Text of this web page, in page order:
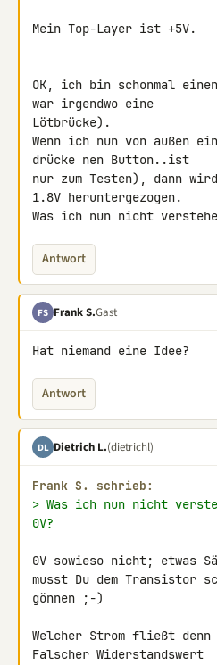
Mein Top-Layer ist +5V.
OK, ich bin schonmal
war irgendwo eine
Lötbrücke).
Wenn ich nun von außen
drücke nen Button..ist
nur zum Testen), dann
1.8V heruntergezogen.
Was ich nun nicht
Antwort
FS Frank S.Gast
Hat niemand eine Idee?
Antwort
DL Dietrich L.(dietrichl)
Frank S. schrieb:
> Was ich nun nicht
0V?
0V sowieso nicht; etwas
musst Du dem Transistor
gönnen ;-)
Welcher Strom fließt denn
Falscher Widerstandswert